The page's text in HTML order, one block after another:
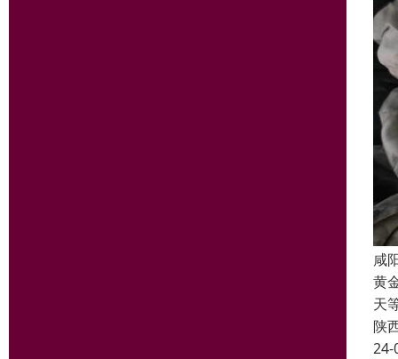
咸
黄
天
陕
24-